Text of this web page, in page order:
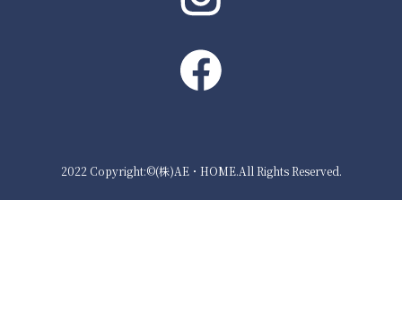
2022 Copyright:©(株)AE・HOME.All Rights Reserved.